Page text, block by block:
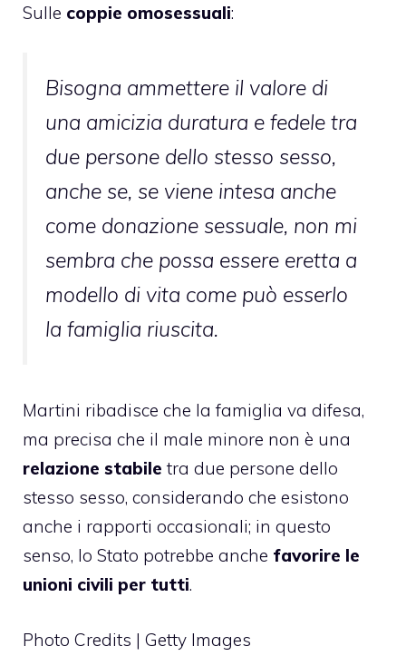
Sulle coppie omosessuali:
Bisogna ammettere il valore di
una amicizia duratura e fedele tra
due persone dello stesso sesso,
anche se, se viene intesa anche
come donazione sessuale, non mi
sembra che possa essere eretta a
modello di vita come può esserlo
la famiglia riuscita.
Martini ribadisce che la famiglia va difesa,
ma precisa che il male minore non è una
relazione stabile tra due persone dello
stesso sesso, considerando che esistono
anche i rapporti occasionali; in questo
senso, lo Stato potrebbe anche favorire le
unioni civili per tutti.
Photo Credits | Getty Images